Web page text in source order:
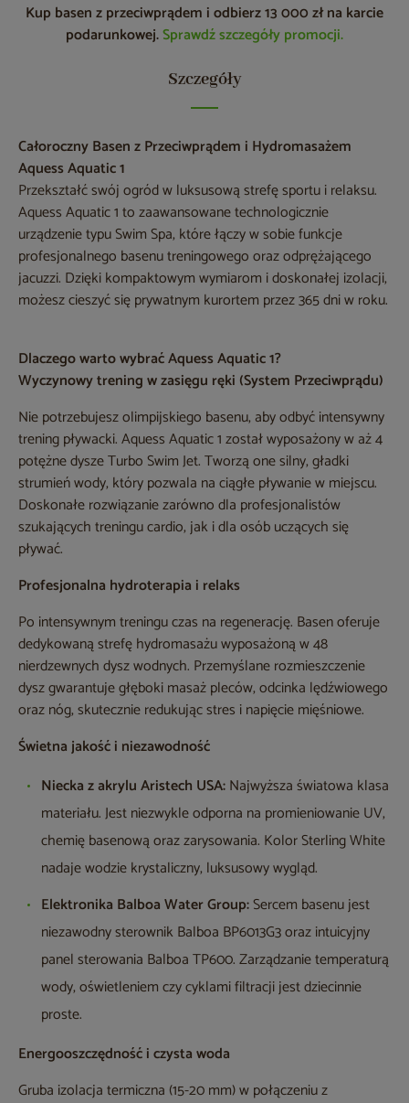
Kup basen z przeciwprądem i odbierz 13 000 zł na karcie
podarunkowej.Sprawdź szczegóły promocji.
Szczegóły
Całoroczny Basen z Przeciwprądem i Hydromasażem
Aquess Aquatic 1
Przekształć swój ogród w luksusową strefę sportu i relaksu.
Aquess Aquatic 1 to zaawansowane technologicznie
urządzenie typu Swim Spa, które łączy w sobie funkcje
profesjonalnego basenu treningowego oraz odprężającego
jacuzzi. Dzięki kompaktowym wymiarom i doskonałej izolacji,
możesz cieszyć się prywatnym kurortem przez 365 dni w roku.
Dlaczego warto wybrać Aquess Aquatic 1?
Wyczynowy trening w zasięgu ręki (System Przeciwprądu)
Nie potrzebujesz olimpijskiego basenu, aby odbyć intensywny
trening pływacki. Aquess Aquatic 1 został wyposażony w aż 4
potężne dysze Turbo Swim Jet. Tworzą one silny, gładki
strumień wody, który pozwala na ciągłe pływanie w miejscu.
Doskonałe rozwiązanie zarówno dla profesjonalistów
szukających treningu cardio, jak i dla osób uczących się
pływać.
Profesjonalna hydroterapia i relaks
Po intensywnym treningu czas na regenerację. Basen oferuje
dedykowaną strefę hydromasażu wyposażoną w 48
nierdzewnych dysz wodnych. Przemyślane rozmieszczenie
dysz gwarantuje głęboki masaż pleców, odcinka lędźwiowego
oraz nóg, skutecznie redukując stres i napięcie mięśniowe.
Świetna jakość i niezawodność
Niecka z akrylu Aristech USA:Najwyższa światowa klasa
materiału. Jest niezwykle odporna na promieniowanie UV,
chemię basenową oraz zarysowania. Kolor Sterling White
nadaje wodzie krystaliczny, luksusowy wygląd.
Elektronika Balboa Water Group:Sercem basenu jest
niezawodny sterownik Balboa BP6013G3 oraz intuicyjny
panel sterowania Balboa TP600. Zarządzanie temperaturą
wody, oświetleniem czy cyklami filtracji jest dziecinnie
proste.
Energooszczędność i czysta woda
Gruba izolacja termiczna (15-20 mm) w połączeniu z